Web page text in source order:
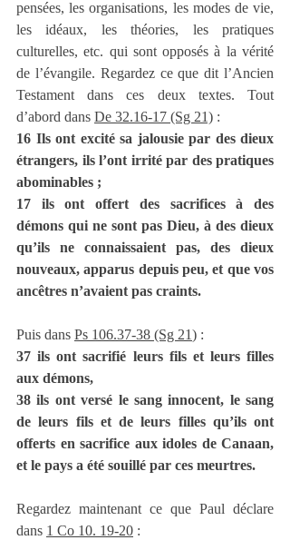
pensées, les organisations, les modes de vie,
les idéaux, les théories, les pratiques
culturelles, etc. qui sont opposés à la vérité
de l’évangile. Regardez ce que dit l’Ancien
Testament dans ces deux textes. Tout
d’abord dans De 32.16-17 (Sg 21) :
16 Ils ont excité sa jalousie par des dieux
étrangers, ils l’ont irrité par des pratiques
abominables ;
17 ils ont offert des sacrifices à des
démons qui ne sont pas Dieu, à des dieux
qu’ils ne connaissaient pas, des dieux
nouveaux, apparus depuis peu, et que vos
ancêtres n’avaient pas craints.
Puis dans Ps 106.37-38 (Sg 21) :
37 ils ont sacrifié leurs fils et leurs filles
aux démons,
38 ils ont versé le sang innocent, le sang
de leurs fils et de leurs filles qu’ils ont
offerts en sacrifice aux idoles de Canaan,
et le pays a été souillé par ces meurtres.
Regardez maintenant ce que Paul déclare
dans 1 Co 10. 19-20 :